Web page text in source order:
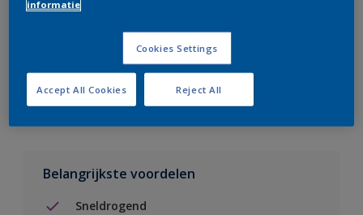
Voeg toe aan project
Zie kleur in de Sikkens Visualizer App
Belangrijkste voordelen
Sneldrogend
informatie
Cookies Settings
Reject All
Accept All Cookies